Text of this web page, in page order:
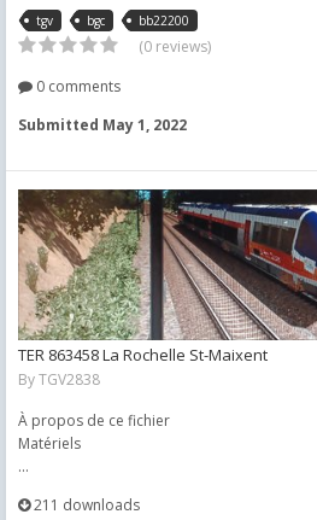
tgv bgc bb22200
(0 reviews)
0 comments
Submitted May 1, 2022
TER 863458 La Rochelle St-Maixent
ByTGV2838
À propos de ce fichier
Matériels
...
211 downloads